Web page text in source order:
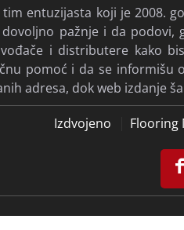
entuzijasta koji je 2008.
pažnje i da
i distributere kako
pomoć i da se informišu
adresa, dok web izdanje
Izdvojeno Flooring